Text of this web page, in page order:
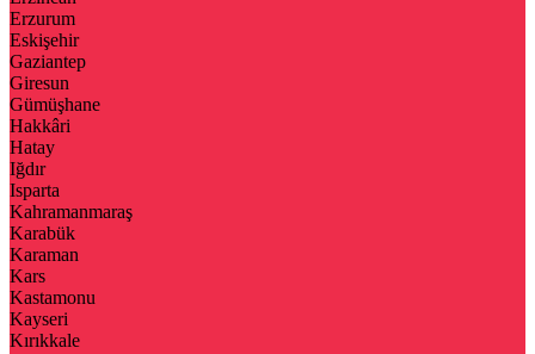
Erzurum
Eskişehir
Gaziantep
Giresun
Gümüşhane
Hakkâri
Hatay
Iğdır
Isparta
Kahramanmaraş
Karabük
Karaman
Kars
Kastamonu
Kayseri
Kırıkkale